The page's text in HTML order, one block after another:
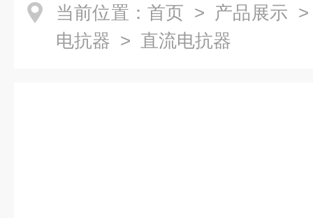
当前位置： 首页 > 产品展示
电抗器 > 直流电抗器